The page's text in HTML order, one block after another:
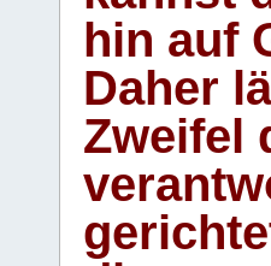
hin auf
Daher
Zweifel